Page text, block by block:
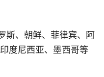
斯、朝鲜、菲律宾、阿
度尼西亚、墨西哥等